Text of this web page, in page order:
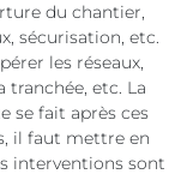
du chantier,
sécurisation, etc.
les réseaux,
tranchée, etc. La
se fait après ces
il faut mettre en
interventions sont